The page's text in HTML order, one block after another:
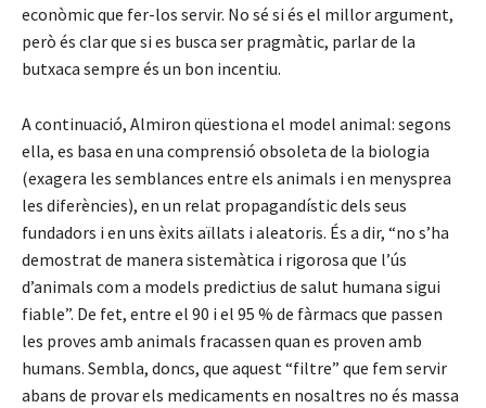
econòmic que fer-los servir. No sé si és el millor argument,
però és clar que si es busca ser pragmàtic, parlar de la
butxaca sempre és un bon incentiu.
A continuació, Almiron qüestiona el model animal: segons
ella, es basa en una comprensió obsoleta de la biologia
(exagera les semblances entre els animals i en menysprea
les diferències), en un relat propagandístic dels seus
fundadors i en uns èxits aïllats i aleatoris. És a dir, “no s’ha
demostrat de manera sistemàtica i rigorosa que l’ús
d’animals com a models predictius de salut humana sigui
fiable”. De fet, entre el 90 i el 95 % de fàrmacs que passen
les proves amb animals fracassen quan es proven amb
humans. Sembla, doncs, que aquest “filtre” que fem servir
abans de provar els medicaments en nosaltres no és massa